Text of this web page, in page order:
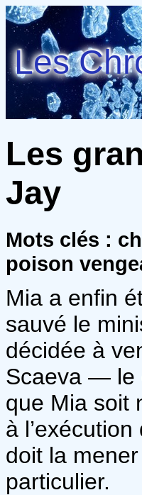
Les
Les
Jay
Mots clés :
poison
Mia a enfin
sauvé le
décidée à
Scaeva — le
que Mia soit
à
doit la
particulier.